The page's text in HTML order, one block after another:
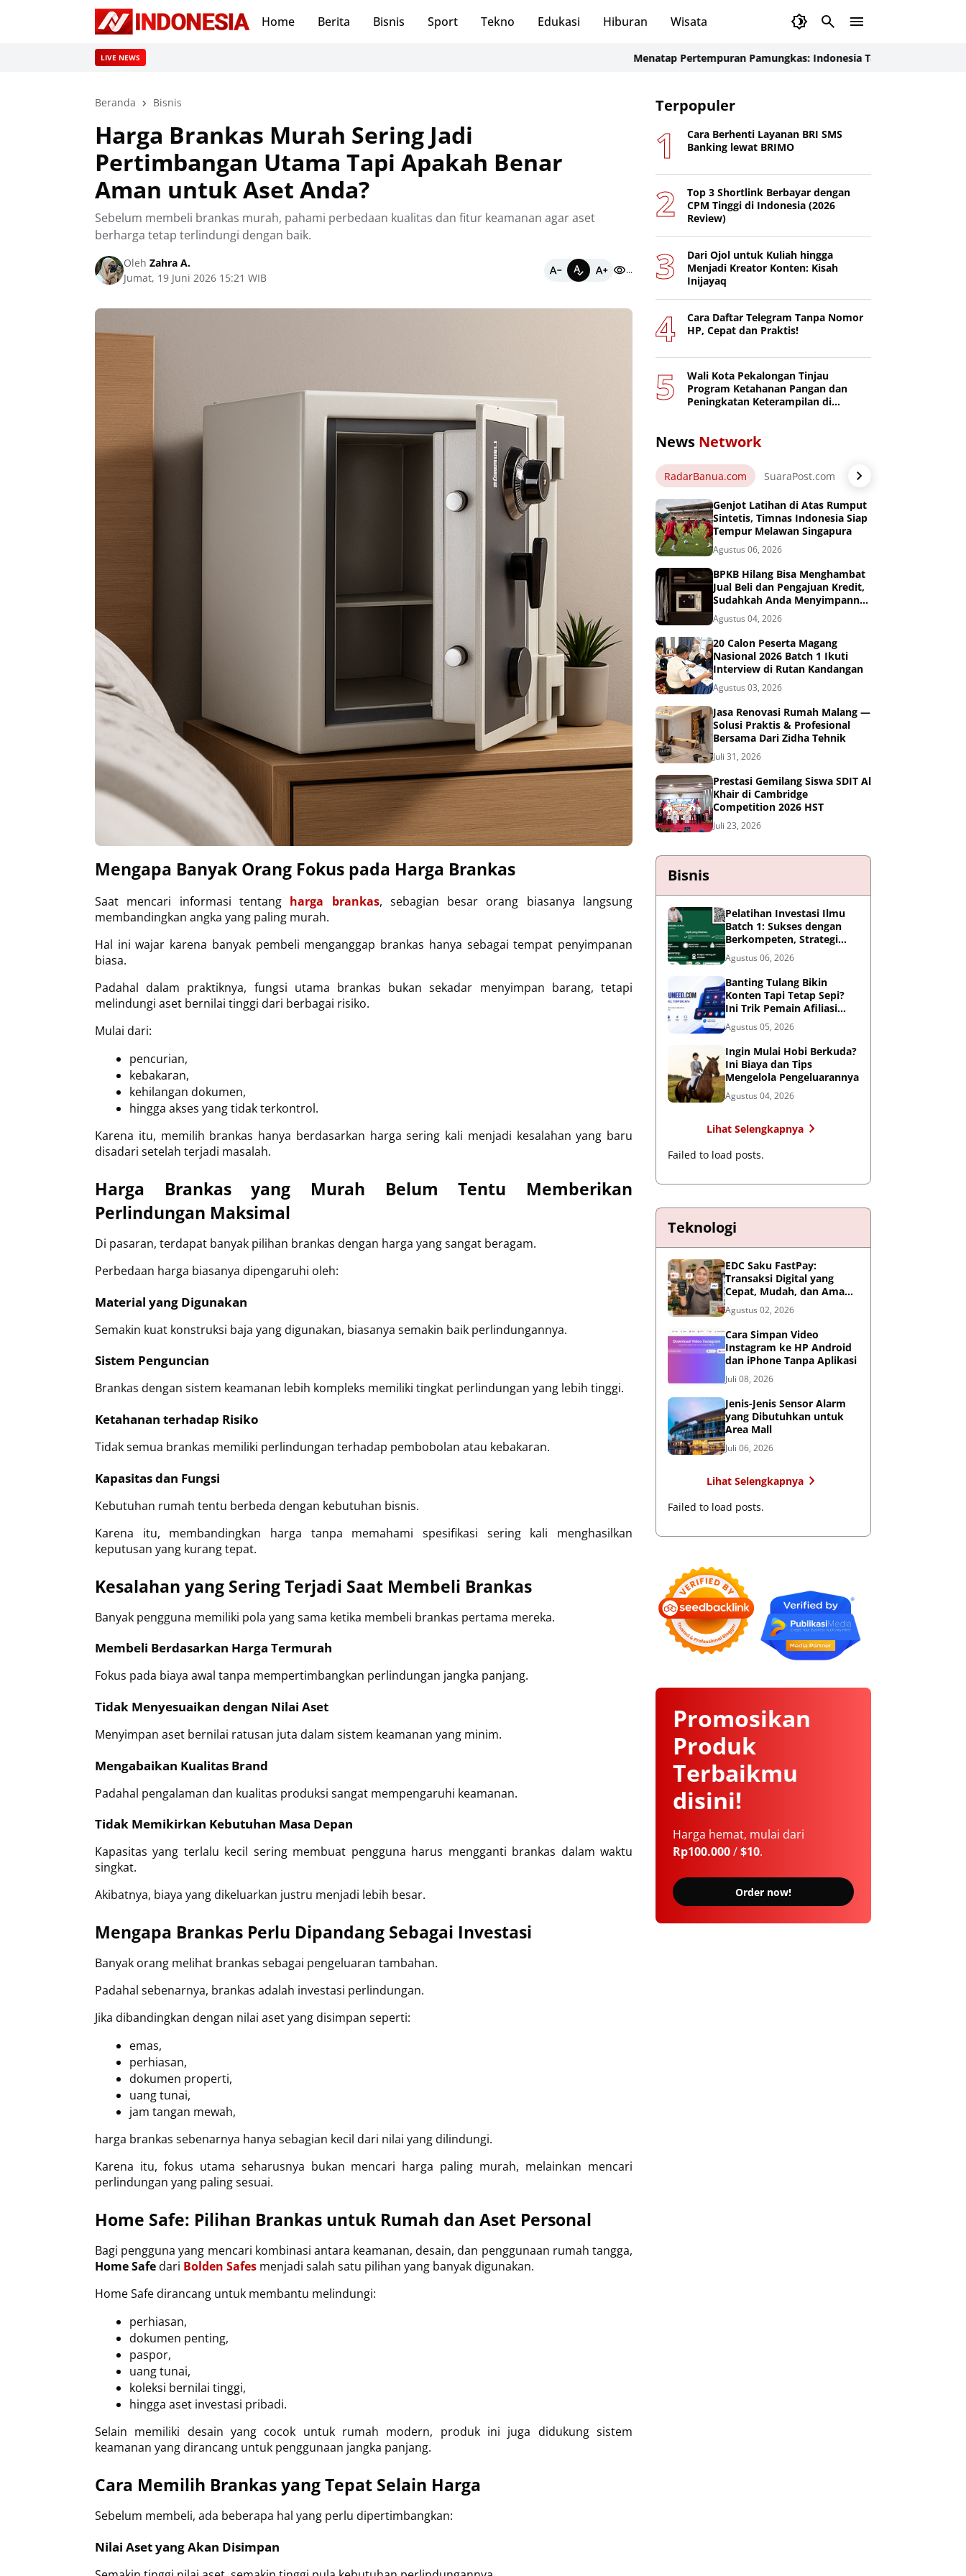
Home Berita Bisnis Sport Tekno Edukasi Hiburan Wisata
LIVE NEWS Menatap Pertempuran Pamungkas: Indonesia Tancap Gas Menjelang Laga
Beranda Bisnis
Harga Brankas Murah Sering Jadi
Pertimbangan Utama Tapi Apakah Benar
Aman untuk Aset Anda?
Sebelum membeli brankas murah, pahami perbedaan kualitas dan fitur keamanan agar aset
berharga tetap terlindungi dengan baik.
Oleh Zahra A.
Jumat, 19 Juni 2026 15:21 WIB
...
Mengapa Banyak Orang Fokus pada Harga Brankas
Saat mencari informasi tentang harga brankas, sebagian besar orang biasanya langsung
membandingkan angka yang paling murah.
Hal ini wajar karena banyak pembeli menganggap brankas hanya sebagai tempat penyimpanan
biasa.
Padahal dalam praktiknya, fungsi utama brankas bukan sekadar menyimpan barang, tetapi
melindungi aset bernilai tinggi dari berbagai risiko.
Mulai dari:
pencurian,
kebakaran,
kehilangan dokumen,
hingga akses yang tidak terkontrol.
Karena itu, memilih brankas hanya berdasarkan harga sering kali menjadi kesalahan yang baru
disadari setelah terjadi masalah.
Harga Brankas yang Murah Belum Tentu Memberikan
Perlindungan Maksimal
Di pasaran, terdapat banyak pilihan brankas dengan harga yang sangat beragam.
Perbedaan harga biasanya dipengaruhi oleh:
Material yang Digunakan
Semakin kuat konstruksi baja yang digunakan, biasanya semakin baik perlindungannya.
Sistem Penguncian
Brankas dengan sistem keamanan lebih kompleks memiliki tingkat perlindungan yang lebih tinggi.
Ketahanan terhadap Risiko
Tidak semua brankas memiliki perlindungan terhadap pembobolan atau kebakaran.
Kapasitas dan Fungsi
Kebutuhan rumah tentu berbeda dengan kebutuhan bisnis.
Karena itu, membandingkan harga tanpa memahami spesifikasi sering kali menghasilkan
keputusan yang kurang tepat.
Kesalahan yang Sering Terjadi Saat Membeli Brankas
Banyak pengguna memiliki pola yang sama ketika membeli brankas pertama mereka.
Membeli Berdasarkan Harga Termurah
Fokus pada biaya awal tanpa mempertimbangkan perlindungan jangka panjang.
Tidak Menyesuaikan dengan Nilai Aset
Menyimpan aset bernilai ratusan juta dalam sistem keamanan yang minim.
Mengabaikan Kualitas Brand
Padahal pengalaman dan kualitas produksi sangat mempengaruhi keamanan.
Tidak Memikirkan Kebutuhan Masa Depan
Kapasitas yang terlalu kecil sering membuat pengguna harus mengganti brankas dalam waktu
singkat.
Akibatnya, biaya yang dikeluarkan justru menjadi lebih besar.
Mengapa Brankas Perlu Dipandang Sebagai Investasi
Banyak orang melihat brankas sebagai pengeluaran tambahan.
Padahal sebenarnya, brankas adalah investasi perlindungan.
Jika dibandingkan dengan nilai aset yang disimpan seperti:
emas,
perhiasan,
dokumen properti,
uang tunai,
jam tangan mewah,
harga brankas sebenarnya hanya sebagian kecil dari nilai yang dilindungi.
Karena itu, fokus utama seharusnya bukan mencari harga paling murah, melainkan mencari
perlindungan yang paling sesuai.
Home Safe: Pilihan Brankas untuk Rumah dan Aset Personal
Home Safe dari Bolden Safes menjadi salah satu pilihan yang banyak digunakan.
Home Safe dirancang untuk membantu melindungi:
perhiasan,
dokumen penting,
paspor,
uang tunai,
koleksi bernilai tinggi,
hingga aset investasi pribadi.
Selain memiliki desain yang cocok untuk rumah modern, produk ini juga didukung sistem
keamanan yang dirancang untuk penggunaan jangka panjang.
Cara Memilih Brankas yang Tepat Selain Harga
Sebelum membeli, ada beberapa hal yang perlu dipertimbangkan:
Nilai Aset yang Akan Disimpan
Terpopuler
Cara Berhenti Layanan BRI SMS
Banking lewat BRIMO
Top 3 Shortlink Berbayar dengan
CPM Tinggi di Indonesia (2026
Review)
Dari Ojol untuk Kuliah hingga
Menjadi Kreator Konten: Kisah
Inijayaq
Cara Daftar Telegram Tanpa Nomor
HP, Cepat dan Praktis!
Wali Kota Pekalongan Tinjau
Program Ketahanan Pangan dan
Peningkatan Keterampilan di
News Network
RadarBanua.com SuaraPost.com NarasiNews.com
Genjot Latihan di Atas Rumput
Sintetis, Timnas Indonesia Siap
Tempur Melawan Singapura
Agustus 06, 2026
BPKB Hilang Bisa Menghambat
Jual Beli dan Pengajuan Kredit,
Sudahkah Anda Menyimpannya
di Brankas BPKB?
Agustus 04, 2026
20 Calon Peserta Magang
Nasional 2026 Batch 1 Ikuti
Interview di Rutan Kandangan
Agustus 03, 2026
Jasa Renovasi Rumah Malang —
Solusi Praktis & Profesional
Bersama Dari Zidha Tehnik
Juli 31, 2026
Prestasi Gemilang Siswa SDIT Al
Khair di Cambridge
Competition 2026 HST
Juli 23, 2026
Bisnis
Pelatihan Investasi Ilmu
Batch 1: Sukses dengan
Berkompeten, Strategi
Meningkatkan Daya Saing
di Era AI dan Persaingan
Global
Agustus 06, 2026
Banting Tulang Bikin
Konten Tapi Tetap Sepi?
Ini Trik Pemain Afiliasi
Tembus FYP
Agustus 05, 2026
Ingin Mulai Hobi Berkuda?
Ini Biaya dan Tips
Mengelola Pengeluarannya
Agustus 04, 2026
Lihat Selengkapnya
Failed to load posts.
Teknologi
EDC Saku FastPay:
Transaksi Digital yang
Cepat, Mudah, dan Aman
untuk Bisnis
Agustus 02, 2026
Cara Simpan Video
Instagram ke HP Android
dan iPhone Tanpa Aplikasi
Juli 08, 2026
Jenis-Jenis Sensor Alarm
yang Dibutuhkan untuk
Area Mall
Juli 06, 2026
Lihat Selengkapnya
Failed to load posts.
Promosikan
Produk
Terbaikmu
disini!
Harga hemat, mulai dari
Rp100.000/$10.
Order now!